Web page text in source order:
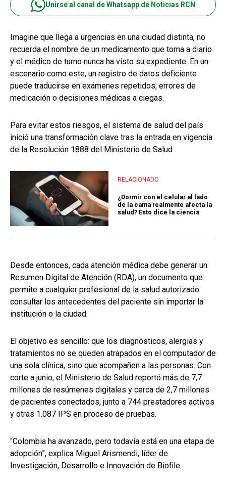
Unirse al canal de Whatsapp de Noticias RCN
Imagine que llega a urgencias en una ciudad distinta, no
recuerda el nombre de un medicamento que toma a diario
y el médico de turno nunca ha visto su expediente. En un
escenario como este, un registro de datos deficiente
puede traducirse en exámenes repetidos, errores de
medicación o decisiones médicas a ciegas.
Para evitar estos riesgos, el sistema de salud del país
inició una transformación clave tras la entrada en vigencia
de la Resolución 1888 del Ministerio de Salud.
RELACIONADO
¿Dormir con el celular al lado
de la cama realmente afecta la
salud? Esto dice la ciencia
Desde entonces, cada atención médica debe generar un
Resumen Digital de Atención (RDA), un documento que
permite a cualquier profesional de la salud autorizado
consultar los antecedentes del paciente sin importar la
institución o la ciudad.
El objetivo es sencillo: que los diagnósticos, alergias y
tratamientos no se queden atrapados en el computador de
una sola clínica, sino que acompañen a las personas. Con
corte a junio, el Ministerio de Salud reportó más de 7,7
millones de resúmenes digitales y cerca de 2,7 millones
de pacientes conectados, junto a 744 prestadores activos
y otras 1.087 IPS en proceso de pruebas.
“Colombia ha avanzado, pero todavía está en una etapa de
adopción”, explica Miguel Arismendi, líder de
Investigación, Desarrollo e Innovación de Biofile.